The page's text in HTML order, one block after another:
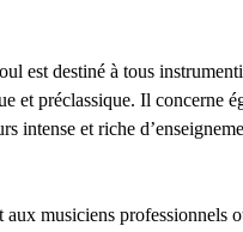
est destiné à tous
et préclassique. Il concerne
intense et riche
aux musiciens professionnels